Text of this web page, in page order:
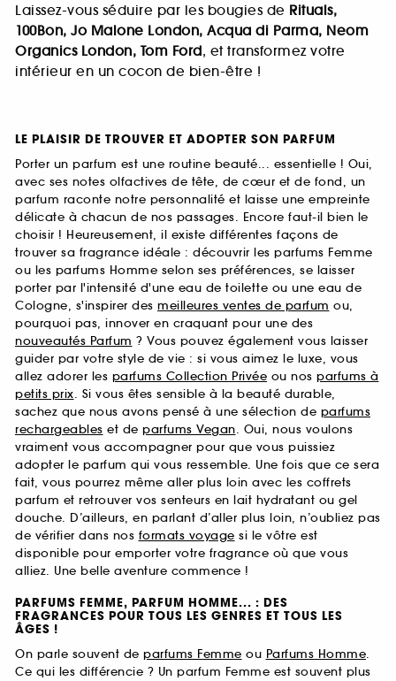
Laissez-vous séduire par les bougies de Rituals,
100Bon, Jo Malone London, Acqua di Parma, Neom
Organics London, Tom Ford, et transformez votre
intérieur en un cocon de bien-être !
LE PLAISIR DE TROUVER ET ADOPTER SON PARFUM
Porter un parfum est une routine beauté... essentielle ! Oui,
avec ses notes olfactives de tête, de cœur et de fond, un
parfum raconte notre personnalité et laisse une empreinte
délicate à chacun de nos passages. Encore faut-il bien le
choisir ! Heureusement, il existe différentes façons de
trouver sa fragrance idéale : découvrir les parfums Femme
ou les parfums Homme selon ses préférences, se laisser
porter par l'intensité d'une eau de toilette ou une eau de
Cologne, s'inspirer des meilleures ventes de parfum ou,
pourquoi pas, innover en craquant pour une des
nouveautés Parfum ? Vous pouvez également vous laisser
guider par votre style de vie : si vous aimez le luxe, vous
allez adorer les parfums Collection Privée ou nos parfums à
petits prix. Si vous êtes sensible à la beauté durable,
sachez que nous avons pensé à une sélection de parfums
rechargeables et de parfums Vegan. Oui, nous voulons
vraiment vous accompagner pour que vous puissiez
adopter le parfum qui vous ressemble. Une fois que ce sera
fait, vous pourrez même aller plus loin avec les coffrets
parfum et retrouver vos senteurs en lait hydratant ou gel
douche. D’ailleurs, en parlant d’aller plus loin, n’oubliez pas
de vérifier dans nos formats voyage si le vôtre est
disponible pour emporter votre fragrance où que vous
alliez. Une belle aventure commence !
PARFUMS FEMME, PARFUM HOMME... : DES
FRAGRANCES POUR TOUS LES GENRES ET TOUS LES
ÂGES !
On parle souvent de parfums Femme ou Parfums Homme.
Ce qui les différencie ? Un parfum Femme est souvent plus